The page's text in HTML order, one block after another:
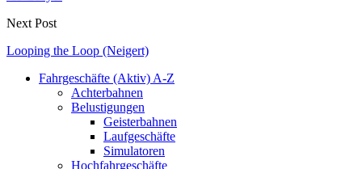
Next Post
Looping the Loop (Neigert)
Fahrgeschäfte (Aktiv) A-Z
Achterbahnen
Belustigungen
Geisterbahnen
Laufgeschäfte
Simulatoren
Hochfahrgeschäfte